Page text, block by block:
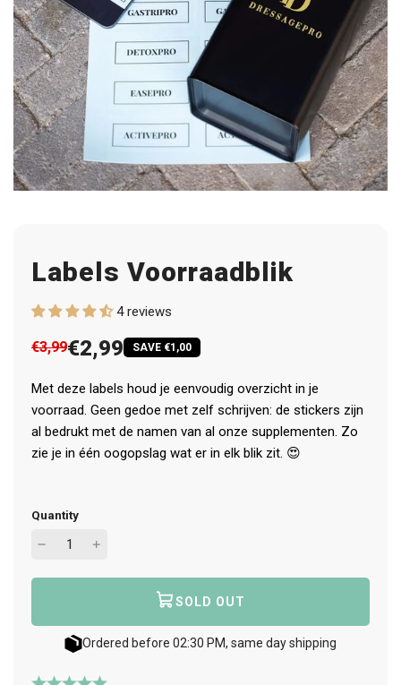
Labels Voorraadblik
4 reviews
€3,99€2,99 SAVE €1,00
Met deze labels houd je eenvoudig overzicht in je
voorraad. Geen gedoe met zelf schrijven: de stickers zijn
al bedrukt met de namen van al onze supplementen. Zo
zie je in één oogopslag wat er in elk blik zit. 😍
Quantity
L
O
A
SOLD OUT
Ordered before 02:30 PM, same day shipping